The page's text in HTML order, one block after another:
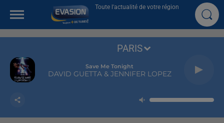
Toute l'actualité de votre région
Save Me Tonight
DAVID GUETTA & JENNIFER LOPEZ
PARIS